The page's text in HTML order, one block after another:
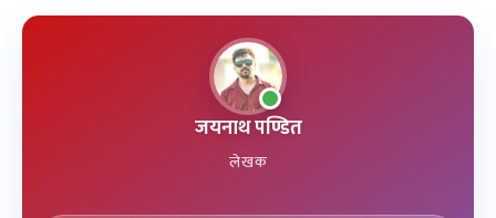
जयनाथ पण्डित
लेखक